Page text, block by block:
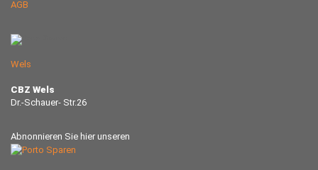
AGB
Wels
CBZ Wels
Dr.-Schauer- Str.26
Abnonnieren Sie hier unseren